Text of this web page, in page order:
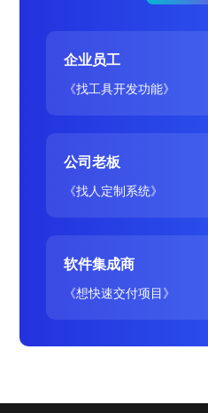
企业员工
《找工具开发功能》
公司老板
《找人定制系统》
软件集成商
《想快速交付项目》